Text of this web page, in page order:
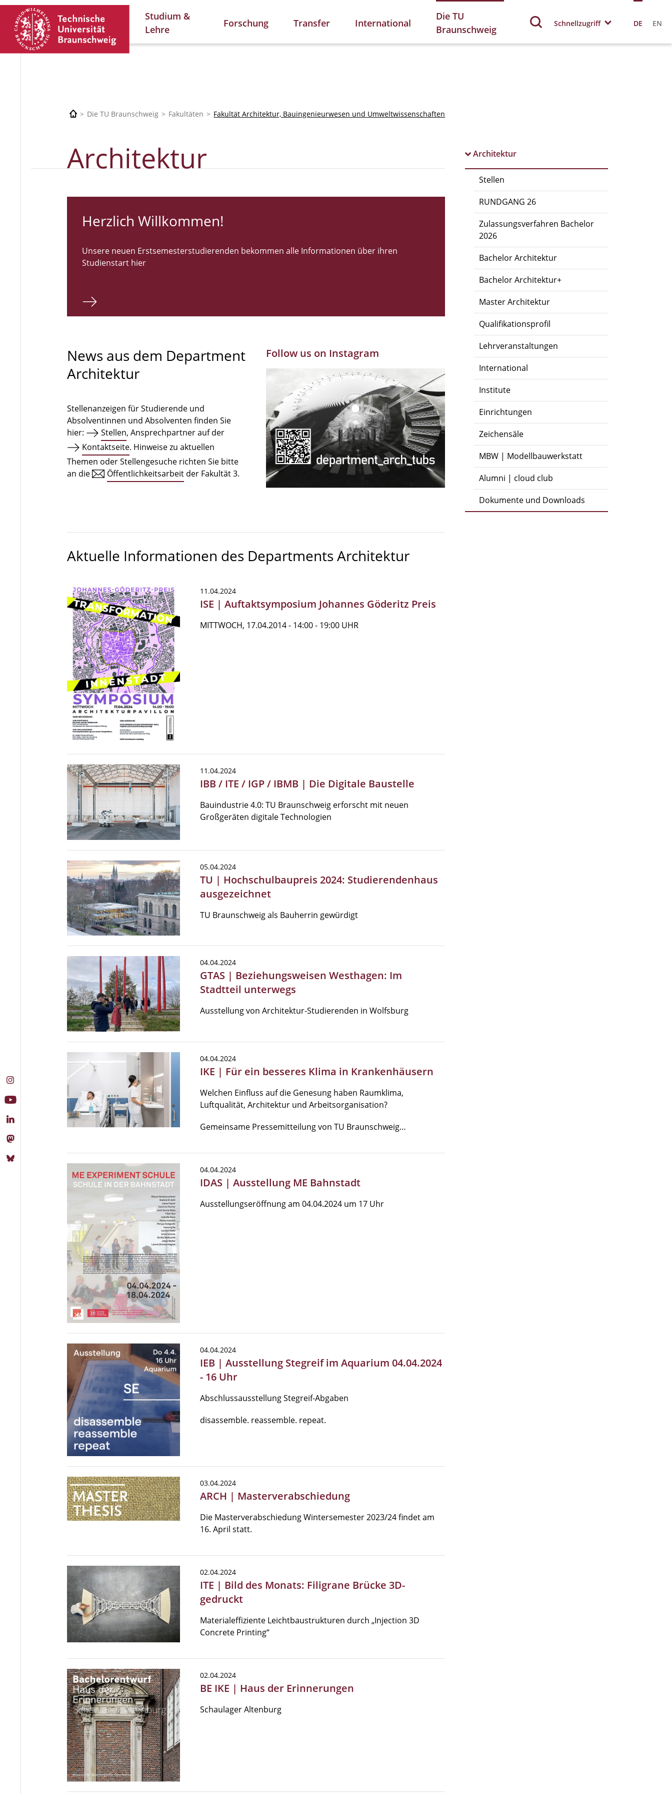
Studium &
Lehre
Forschung Transfer International
Die TU
Braunschweig
Schnellzugriff DE EN
Die TU Braunschweig Fakultäten Fakultät Architektur, Bauingenieurwesen und Umweltwissenschaften
Architektur
Stellen
RUNDGANG 26
Zulassungsverfahren Bachelor
2026
Bachelor Architektur
Bachelor Architektur+
Master Architektur
Qualifikationsprofil
Lehrveranstaltungen
International
Institute
Einrichtungen
Zeichensäle
MBW | Modellbauwerkstatt
Alumni | cloud club
Dokumente und Downloads
Architektur
Herzlich Willkommen!
Unsere neuen Erstsemesterstudierenden bekommen alle Informationen über ihren
Studienstart hier
News aus dem Department
Architektur
Stellenanzeigen für Studierende und
Absolventinnen und Absolventen finden Sie
hier:
Stellen, Ansprechpartner auf der
Kontaktseite. Hinweise zu aktuellen
Themen oder Stellengesuche richten Sie bitte
an die
Öffentlichkeitsarbeit der Fakultät 3.
Follow us on Instagram
Aktuelle Informationen des Departments Architektur
11.04.2024
ISE | Auftaktsymposium Johannes Göderitz Preis
MITTWOCH, 17.04.2014 - 14:00 - 19:00 UHR
11.04.2024
IBB / ITE / IGP / IBMB | Die Digitale Baustelle
Bauindustrie 4.0: TU Braunschweig erforscht mit neuen
Großgeräten digitale Technologien
05.04.2024
TU | Hochschulbaupreis 2024: Studierendenhaus
ausgezeichnet
TU Braunschweig als Bauherrin gewürdigt
04.04.2024
GTAS | Beziehungsweisen Westhagen: Im
Stadtteil unterwegs
Ausstellung von Architektur-Studierenden in Wolfsburg
04.04.2024
IKE | Für ein besseres Klima in Krankenhäusern
Welchen Einfluss auf die Genesung haben Raumklima,
Luftqualität, Architektur und Arbeitsorganisation?
Gemeinsame Pressemitteilung von TU Braunschweig…
04.04.2024
IDAS | Ausstellung ME Bahnstadt
Ausstellungseröffnung am 04.04.2024 um 17 Uhr
04.04.2024
IEB | Ausstellung Stegreif im Aquarium 04.04.2024
- 16 Uhr
Abschlussausstellung Stegreif-Abgaben
disassemble. reassemble. repeat.
03.04.2024
ARCH | Masterverabschiedung
Die Masterverabschiedung Wintersemester 2023/24 findet am
16. April statt.
02.04.2024
ITE | Bild des Monats: Filigrane Brücke 3D-
gedruckt
Materialeffiziente Leichtbaustrukturen durch „Injection 3D
Concrete Printing“
02.04.2024
BE IKE | Haus der Erinnerungen
Schaulager Altenburg